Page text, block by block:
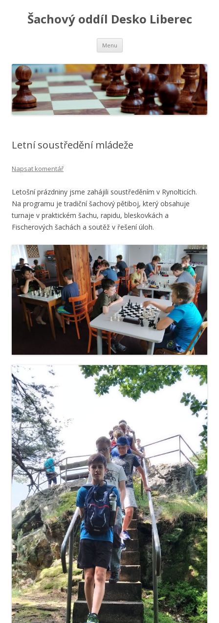
Šachový oddíl Desko Liberec
Menu Přejít
obsahu
webu
Letní soustředění mládeže
Napsat komentář
Letošní prázdniny jsme zahájili soustředěním v Rynolticích.
Na programu je tradiční šachový pětiboj, který obsahuje
turnaje v praktickém šachu, rapidu, bleskovkách a
Fischerových šachách a soutěž v řešení úloh.